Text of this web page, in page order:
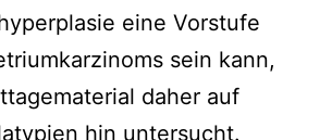
eine Vorstufe
sein kann,
daher auf
hin untersucht.